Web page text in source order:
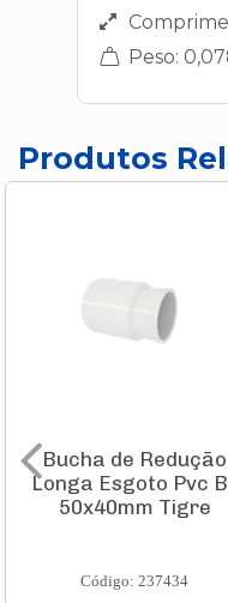
Peso:
Produtos
Bucha de Redução
Longa Esgoto Pvc
50x40mm Tigre
Código: 237434